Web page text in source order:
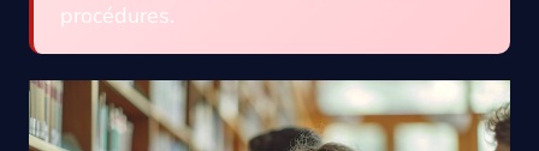
procédures.